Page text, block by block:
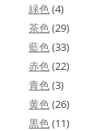
緑色(4)
茶色(29)
藍色(33)
赤色(22)
青色(3)
黄色(26)
黒色(11)